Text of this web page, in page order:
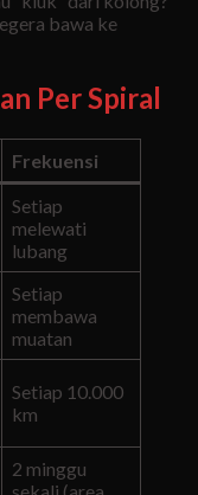
bawa ke
Per Spiral
Frekuensi
Setiap
melewati
lubang
Setiap
membawa
muatan
Setiap 10.000
km
2 minggu